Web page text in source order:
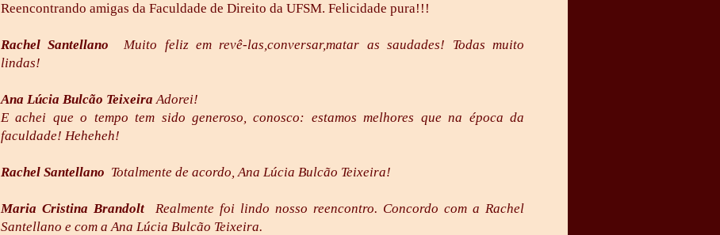
Reencontrando amigas da Faculdade de Direito da UFSM. Felicidade pura!!!
Rachel Santellano Muito feliz em revê-las,conversar,matar as saudades! Todas muito
lindas!
Ana Lúcia Bulcão Teixeira Adorei!
E achei que o tempo tem sido generoso, conosco: estamos melhores que na época da
faculdade! Heheheh!
Rachel Santellano Totalmente de acordo, Ana Lúcia Bulcão Teixeira!
Maria Cristina Brandolt Realmente foi lindo nosso reencontro. Concordo com a Rachel
Santellano e com a Ana Lúcia Bulcão Teixeira.